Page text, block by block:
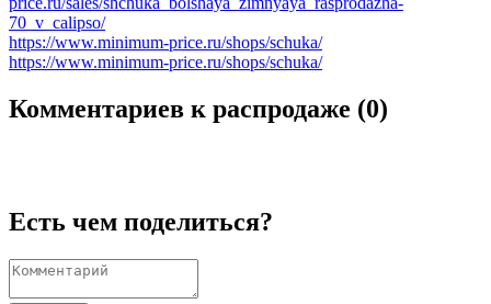
70_v_calipso/
https://www.minimum-price.ru/shops/schuka/
https://www.minimum-price.ru/shops/schuka/
Комментариев к распродаже (0)
Есть чем поделиться?